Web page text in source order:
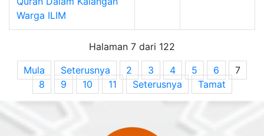
Warga ILIM
Halaman 7 dari 122
Mula
Seterusnya 2 3 4 5 6
7
8
9 10 11 Seterusnya Tamat